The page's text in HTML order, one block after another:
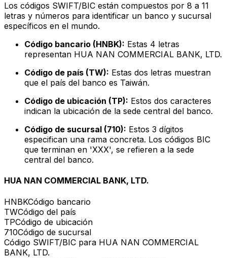
Los códigos SWIFT/BIC están compuestos por 8 a 11
letras y números para identificar un banco y sucursal
específicos en el mundo.
Código bancario (HNBK): Estas 4 letras
representan HUA NAN COMMERCIAL BANK, LTD.
Código de país (TW): Estas dos letras muestran
que el país del banco es Taiwán.
Código de ubicación (TP): Estos dos caracteres
indican la ubicación de la sede central del banco.
Código de sucursal (710): Estos 3 dígitos
especifican una rama concreta. Los códigos BIC
que terminan en 'XXX', se refieren a la sede
central del banco.
HUA NAN COMMERCIAL BANK, LTD.
HNBKCódigo bancario
TWCódigo del país
TPCódigo de ubicación
710Código de sucursal
Código SWIFT/BIC para HUA NAN COMMERCIAL
BANK, LTD.